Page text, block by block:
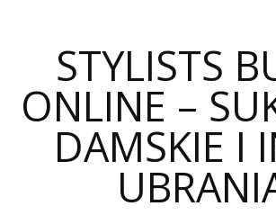
STYLISTS
ONLINE –
DAMSKIE I